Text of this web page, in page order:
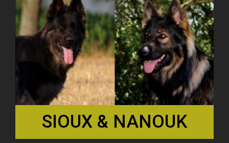
SIOUX & NANOUK